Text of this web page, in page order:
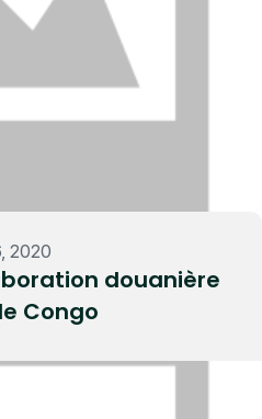
2020
douanière
Congo